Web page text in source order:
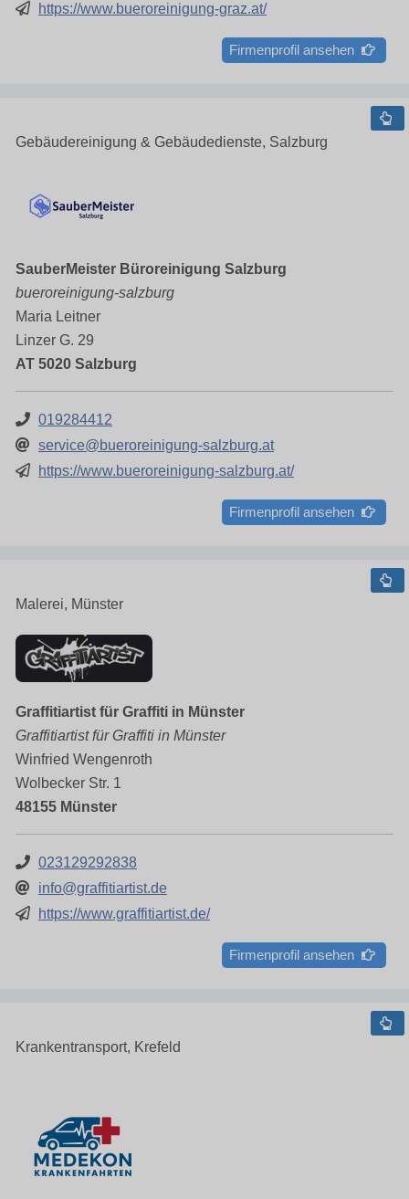
https://www.bueroreinigung-graz.at/
Firmenprofil ansehen
Gebäudereinigung & Gebäudedienste, Salzburg
SauberMeister Büroreinigung Salzburg
bueroreinigung-salzburg
Maria Leitner
Linzer G. 29
AT 5020 Salzburg
019284412
service@bueroreinigung-salzburg.at
https://www.bueroreinigung-salzburg.at/
Firmenprofil ansehen
Malerei, Münster
Graffitiartist für Graffiti in Münster
Graffitiartist für Graffiti in Münster
Winfried Wengenroth
Wolbecker Str. 1
48155 Münster
023129292838
info@graffitiartist.de
https://www.graffitiartist.de/
Firmenprofil ansehen
Krankentransport, Krefeld